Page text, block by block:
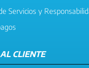
Servicios y
CLIENTE